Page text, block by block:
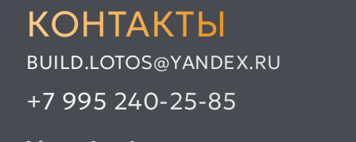
+7 995 240-25-85
BUILD.LOTOS@YANDEX.RU
КОНТАКТЫ